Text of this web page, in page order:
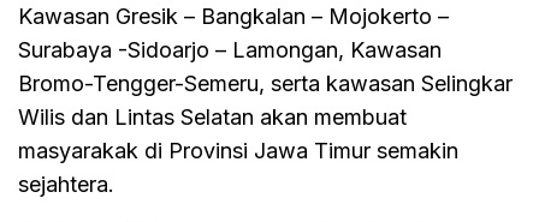
Kawasan Gresik – Bangkalan – Mojokerto –
Surabaya -Sidoarjo – Lamongan, Kawasan
Bromo-Tengger-Semeru, serta kawasan Selingkar
Wilis dan Lintas Selatan akan membuat
masyarakak di Provinsi Jawa Timur semakin
sejahtera.